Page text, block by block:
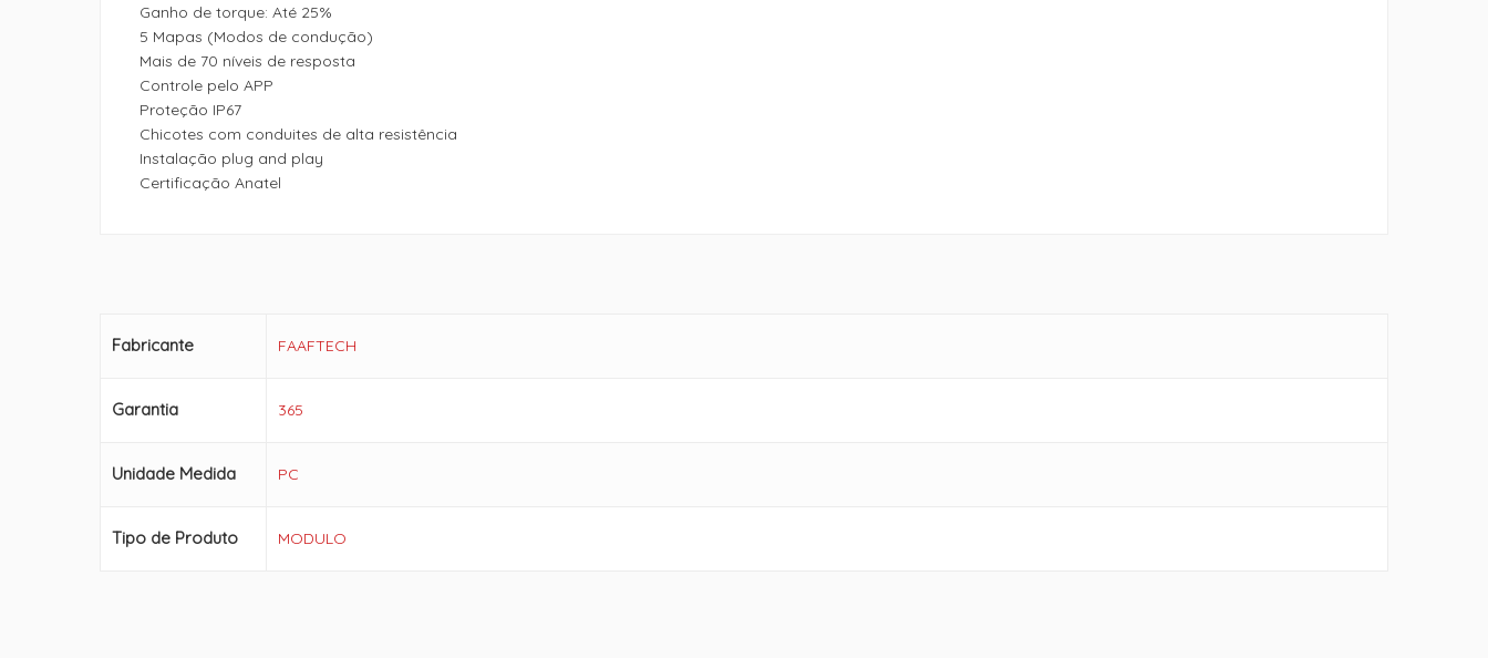
Ganho de torque: Até 25%
5 Mapas (Modos de condução)
Mais de 70 níveis de resposta
Controle pelo APP
Proteção IP67
Chicotes com conduites de alta resistência
Instalação plug and play
Certificação Anatel
Fabricante FAAFTECH
Garantia 365
Unidade Medida PC
Tipo de Produto MODULO